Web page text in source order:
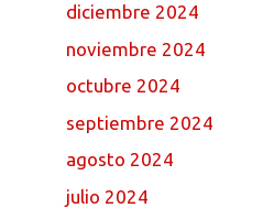
diciembre 2024
noviembre 2024
octubre 2024
septiembre 2024
agosto 2024
julio 2024